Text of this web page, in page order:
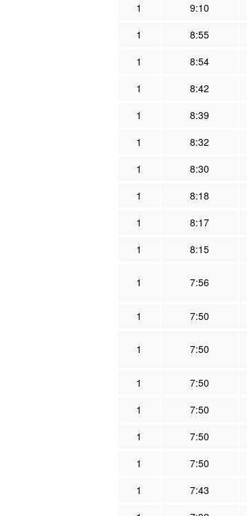
1
9:10
1
8:55
1
8:54
1
8:42
1
8:39
1
8:32
1
8:30
1
8:18
1
8:17
1
8:15
1 7:56
1
7:50
1 7:50
1
7:50
1
7:50
1
7:50
1
7:50
1
7:43